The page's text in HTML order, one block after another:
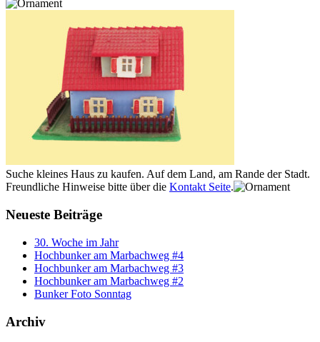
Suche kleines Haus zu kaufen. Auf dem Land, am Rande der Stadt.
Freundliche Hinweise bitte über die Kontakt Seite.
Neueste Beiträge
30. Woche im Jahr
Hochbunker am Marbachweg #4
Hochbunker am Marbachweg #3
Hochbunker am Marbachweg #2
Bunker Foto Sonntag
Archiv